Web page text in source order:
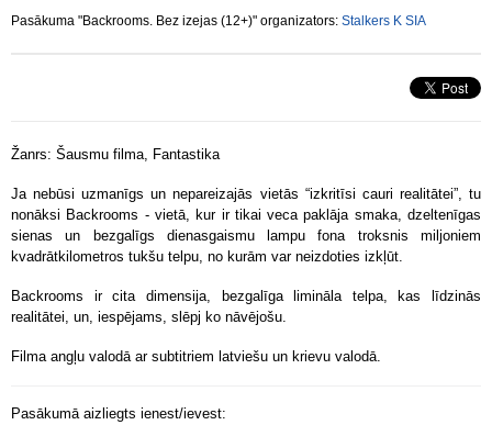
Pasākuma "Backrooms. Bez izejas (12+)" organizators: Stalkers K SIA
Žanrs: Šausmu filma, Fantastika
Ja nebūsi uzmanīgs un nepareizajās vietās “izkritīsi cauri realitātei”, tu
nonāksi Backrooms - vietā, kur ir tikai veca paklāja smaka, dzeltenīgas
sienas un bezgalīgs dienasgaismu lampu fona troksnis miljoniem
kvadrātkilometros tukšu telpu, no kurām var neizdoties izkļūt.
Backrooms ir cita dimensija, bezgalīga limināla telpa, kas līdzinās
realitātei, un, iespējams, slēpj ko nāvējošu.
Filma angļu valodā ar subtitriem latviešu un krievu valodā.
Pasākumā aizliegts ienest/ievest: